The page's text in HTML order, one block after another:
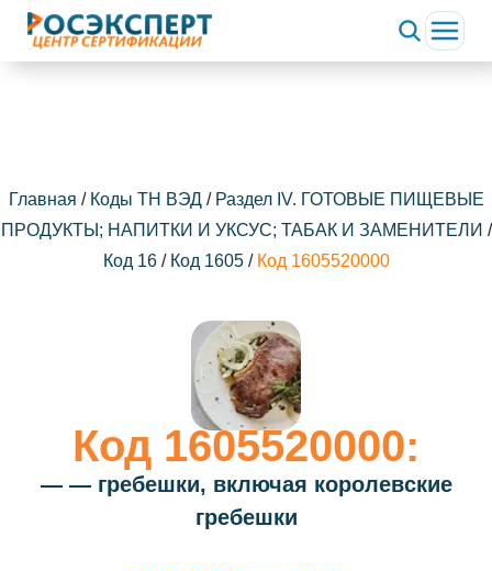
Главная / Коды ТН ВЭД/ Раздел IV. ГОТОВЫЕ ПИЩЕВЫЕ
ПРОДУКТЫ; НАПИТКИ И УКСУС; ТАБАК И ЗАМЕНИТЕЛИ /
Код 16 / Код 1605 / Код 1605520000
Код 1605520000:
— — гребешки, включая королевские
гребешки